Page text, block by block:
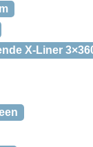
X-Liner